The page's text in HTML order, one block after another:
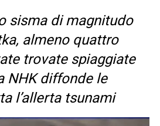
sisma di magnitudo
almeno quattro
trovate spiaggiate
NHK diffonde le
l’allerta tsunami